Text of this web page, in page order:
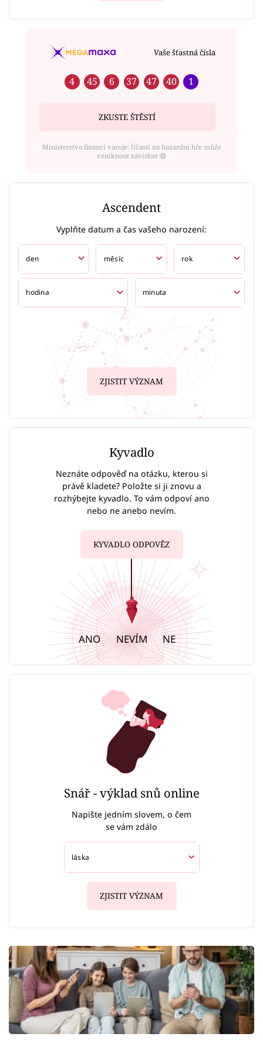
Vaše šťastná čísla
4 45 6 37 47 40 1
ZKUSTE ŠTĚSTÍ
Ministerstvo financí varuje: Účastí na hazardní hře může
vzniknout závislost ⑱
Ascendent
Vyplňte datum a čas vašeho narození:
ZJISTIT VÝZNAM
Kyvadlo
Neznáte odpověď na otázku, kterou si
právě kladete? Položte si ji znovu a
rozhýbejte kyvadlo. To vám odpoví ano
nebo ne anebo nevím.
KYVADLO ODPOVĚZ
ANO NEVÍM NE
Snář - výklad snů online
Napište jedním slovem, o čem
se vám zdálo
ZJISTIT VÝZNAM